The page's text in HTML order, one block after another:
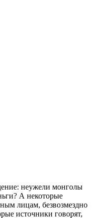
неужели монголы
А некоторые
лицам, безвозмездно
источники говорят,